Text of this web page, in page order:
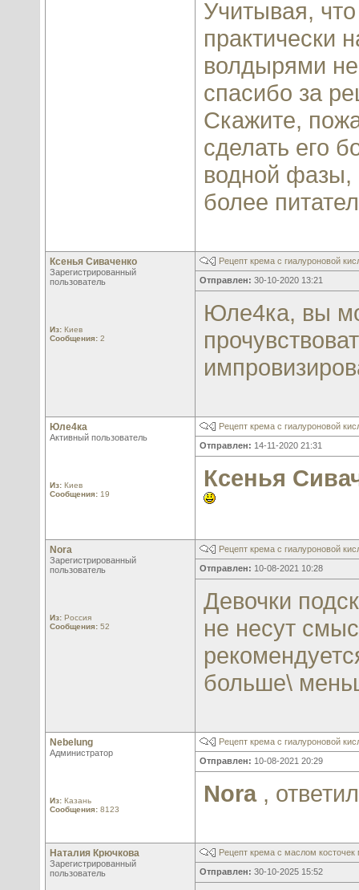
Учитывая,
практически
волдырями не
спасибо за
Скажите,
сделать его
водной фазы,
более
Ксенья Сиваченко
Зарегистрированный
пользователь
Из: Киев
Сообщения: 2
Рецепт крема с гиалуроновой
Отправлен: 30-10-2020 13:21
Юле4ка, вы
Юле4ка
Активный пользователь
Из: Киев
Сообщения: 19
Рецепт крема с гиалуроновой
Отправлен: 14-11-2020 21:31
Ксенья
Nora
Зарегистрированный
пользователь
Из: Россия
Сообщения: 52
Рецепт крема с гиалуроновой
Отправлен: 10-08-2021 10:28
Девочки
не несут
больше\
Nebelung
Администратор
Из: Казань
Сообщения: 8123
Рецепт крема с гиалуроновой
Отправлен: 10-08-2021 20:29
Nora ,
Наталия Крючкова
Зарегистрированный
пользователь
Рецепт крема с маслом
Отправлен: 30-10-2025 15:52